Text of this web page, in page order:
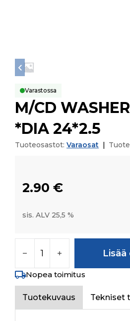
Varastossa
M/CD
*DIA 24*2.5
Tuoteosastot: Varaosat
2.90 €
sis. ALV 25,5 %
Nopea toimitus
Tuotekuvaus Tekniset